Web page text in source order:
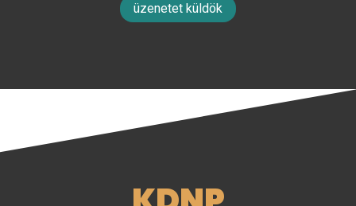
üzenetet küldök